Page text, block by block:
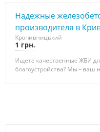
Надежные
производителя в
Кропивницький
1 грн.
Ищете качественные ЖБИ
благоустройства? Мы –